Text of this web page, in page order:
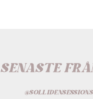
SENASTE
@SOLLIDENSESSIONS